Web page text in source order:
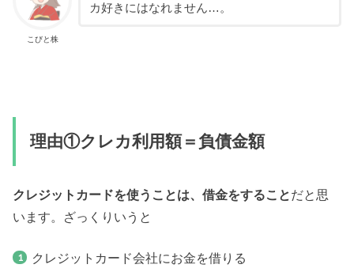
こびと株
カ好きにはなれません…。
理由①クレカ利用額＝負債金額
クレジットカードを使うことは、借金をすることだと思
います。ざっくりいうと
クレジットカード会社にお金を借りる